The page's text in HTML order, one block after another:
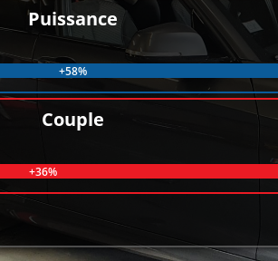
Puissance
+58%
Couple
+36%